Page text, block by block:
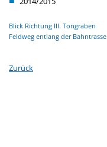
Blick Richtung III. Tongraben
Feldweg entlang der Bahntrasse
Zurück